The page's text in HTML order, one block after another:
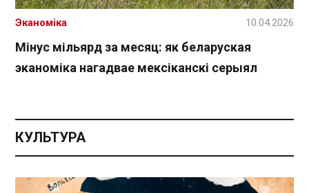
Мінус мільярд за месяц: як беларуская
эканоміка нагадвае мексіканскі серыял
Эканоміка 10.04.2026
КУЛЬТУРА